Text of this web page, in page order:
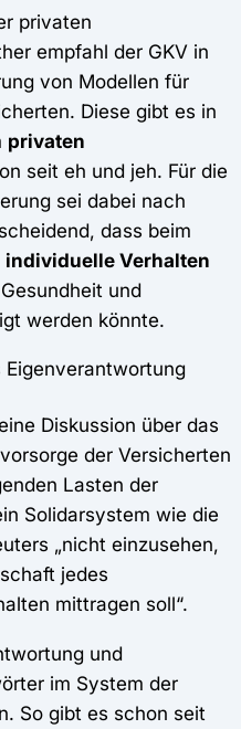
privaten
empfahl der GKV in
von Modellen für
Diese gibt es in
privaten
seit eh und jeh. Für die
sei dabei nach
dass beim
individuelle Verhalten
und
werden könnte.
Diskussion über das
der Versicherten
Lasten der
Solidarsystem wie die
„nicht einzusehen,
jedes
mittragen soll“.
und
im System der
So gibt es schon seit